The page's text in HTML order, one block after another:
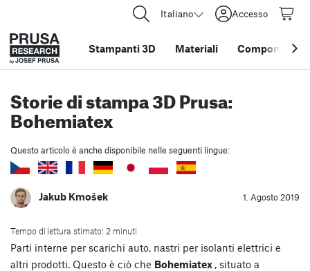
Italiano Accesso
Stampanti 3D Materiali Componenti e
Storie di stampa 3D Prusa:
Bohemiatex
Questo articolo è anche disponibile nelle seguenti lingue:
Jakub Kmošek 1. Agosto 2019
Tempo di lettura stimato: 2 minuti
Parti interne per scarichi auto, nastri per isolanti elettrici e
altri prodotti. Questo è ciò che Bohemiatex , situato a